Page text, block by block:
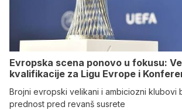
Evropska scena ponovo u fokusu:
kvalifikacije za Ligu Evrope i
Brojni evropski velikani i ambiciozni klubovi
prednost pred revanš susrete